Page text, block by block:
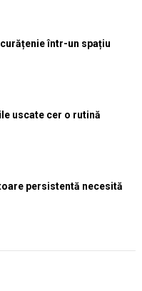
într-un spațiu
uscate cer o rutină
persistentă necesită